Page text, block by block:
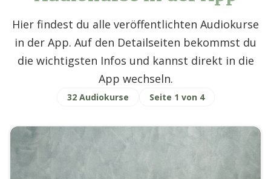
Hier findest du alle veröffentlichten Audiokurse
in der App. Auf den Detailseiten bekommst du
die wichtigsten Infos und kannst direkt in die
App wechseln.
32 Audiokurse Seite 1 von 4